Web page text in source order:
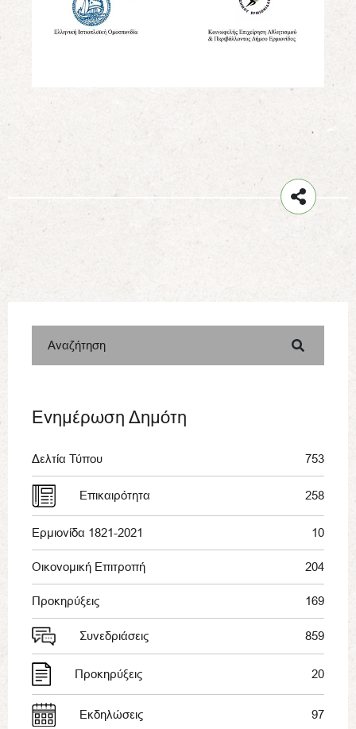
Αναζήτηση
Ενημέρωση Δημότη
Δελτία Τύπου 753
Επικαιρότητα 258
Ερμιονίδα 1821-2021 10
Οικονομική Επιτροπή 204
Προκηρύξεις 169
Συνεδριάσεις 859
Προκηρύξεις 20
Εκδηλώσεις 97